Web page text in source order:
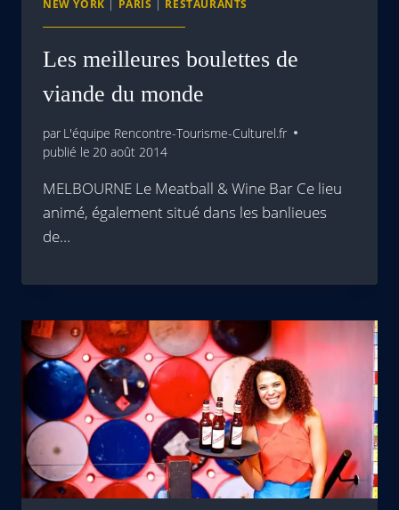
NEW YORK PARIS RESTAURANTS
Les meilleures boulettes de
viande du monde
par L'équipe Rencontre-Tourisme-Culturel.fr
publié le 20 août 2014
MELBOURNE Le Meatball & Wine Bar Ce lieu
animé, également situé dans les banlieues
de…